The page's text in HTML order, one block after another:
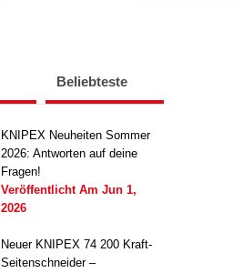
Beliebteste
KNIPEX Neuheiten Sommer
2026: Antworten auf deine
Fragen!
Veröffentlicht Am Jun 1,
2026
Neuer KNIPEX 74 200 Kraft-
Seitenschneider –